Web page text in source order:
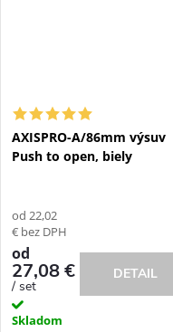
AXISPRO-A/86mm výsuv
Push to open, biely
od 22,02
€ bez DPH
od
27,08 €
/ set
Skladom
DETAIL